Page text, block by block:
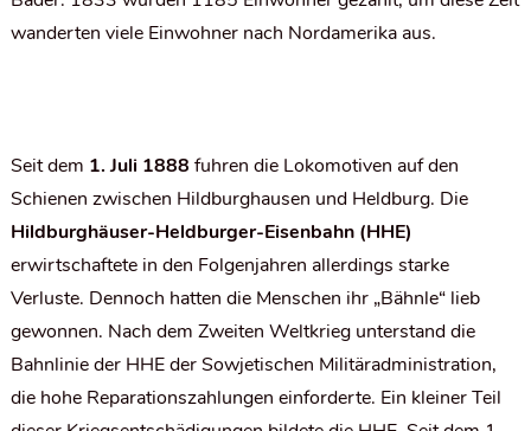
wanderten viele Einwohner nach Nordamerika aus.
Seit dem 1. Juli 1888 fuhren die Lokomotiven auf den
Schienen zwischen Hildburghausen und Heldburg. Die
Hildburghäuser-Heldburger-Eisenbahn (HHE)
erwirtschaftete in den Folgenjahren allerdings starke
Verluste. Dennoch hatten die Menschen ihr „Bähnle“ lieb
gewonnen. Nach dem Zweiten Weltkrieg unterstand die
Bahnlinie der HHE der Sowjetischen Militäradministration,
die hohe Reparationszahlungen einforderte. Ein kleiner Teil